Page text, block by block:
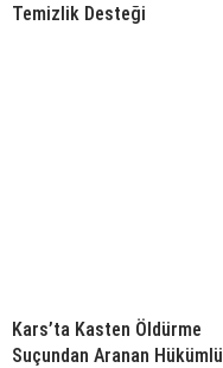
Temizlik Desteği
Kars’ta Kasten Öldürme
Suçundan Aranan Hükümlü